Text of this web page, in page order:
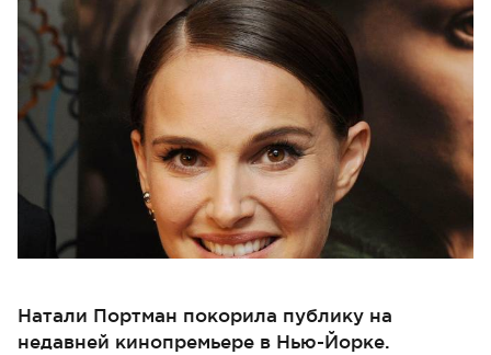
Натали Портман покорила публику на
недавней кинопремьере в Нью-Йорке.